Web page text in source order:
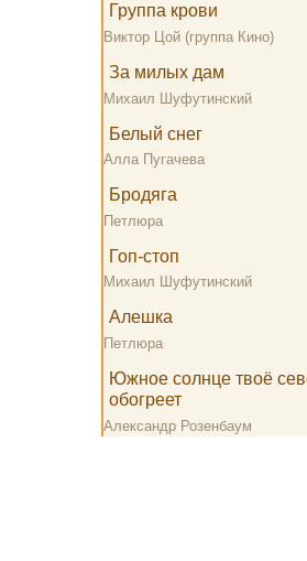
Группа крови
Виктор Цой (группа Кино)
За милых дам
Михаил Шуфутинский
Белый снег
Алла Пугачева
Бродяга
Петлюра
Гоп-стоп
Михаил Шуфутинский
Алешка
Петлюра
Южное солнце твоё
обогреет
Александр Розенбаум